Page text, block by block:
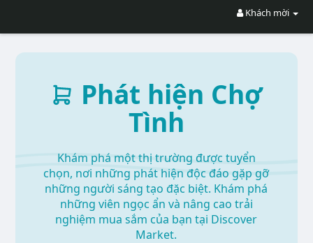
Khách mời
Phát hiện Chợ
Tình
Khám phá một thị trường được tuyển
chọn, nơi những phát hiện độc đáo gặp gỡ
những người sáng tạo đặc biệt. Khám phá
những viên ngọc ẩn và nâng cao trải
nghiệm mua sắm của bạn tại Discover
Market.